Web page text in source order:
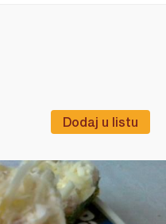
Dodaj u listu